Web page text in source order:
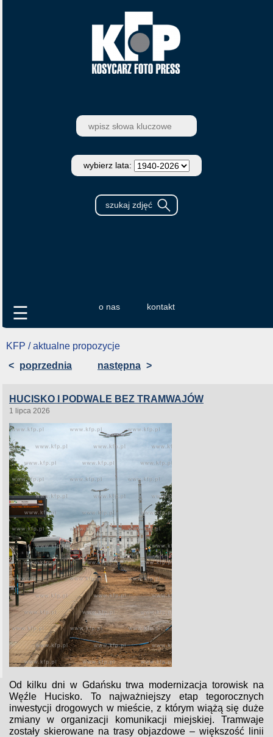
wybierz lata:
o nas kontakt
☰
KFP / aktualne propozycje
< poprzednia następna >
HUCISKO I PODWALE BEZ TRAMWAJÓW
1 lipca 2026
Od kilku dni w Gdańsku trwa modernizacja torowisk na
Węźle Hucisko. To najważniejszy etap tegorocznych
inwestycji drogowych w mieście, z którym wiążą się duże
zmiany w organizacji komunikacji miejskiej. Tramwaje
zostały skierowane na trasy objazdowe – większość linii